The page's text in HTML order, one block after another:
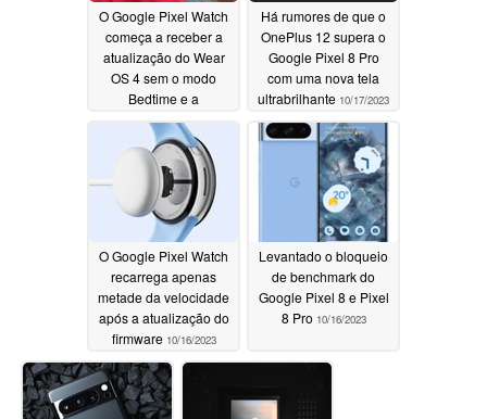
O Google Pixel Watch
começa a receber a
atualização do Wear
OS 4 sem o modo
Bedtime e a
sincronização de
smartphone DND
10/19/2023
Há rumores de que o
OnePlus 12 supera o
Google Pixel 8 Pro
com uma nova tela
ultrabrilhante 10/17/2023
O Google Pixel Watch
recarrega apenas
metade da velocidade
após a atualização do
firmware 10/16/2023
Levantado o bloqueio
de benchmark do
Google Pixel 8 e Pixel
8 Pro 10/16/2023